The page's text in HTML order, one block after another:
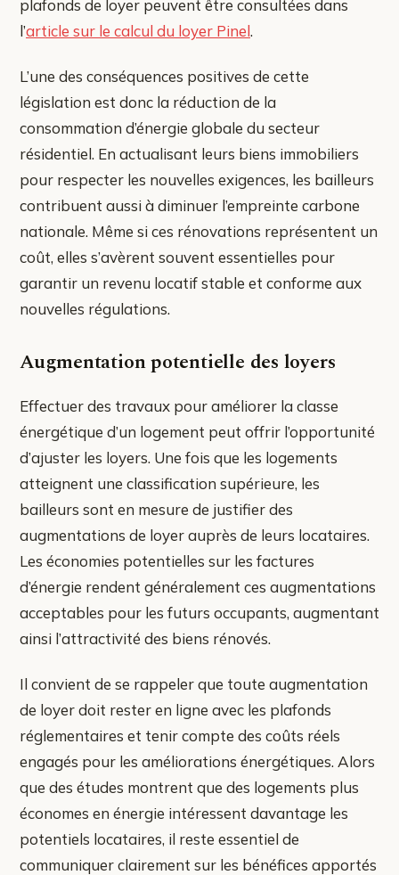
plafonds de loyer peuvent être consultées dans
l’article sur le calcul du loyer Pinel.
L’une des conséquences positives de cette
législation est donc la réduction de la
consommation d’énergie globale du secteur
résidentiel. En actualisant leurs biens immobiliers
pour respecter les nouvelles exigences, les bailleurs
contribuent aussi à diminuer l’empreinte carbone
nationale. Même si ces rénovations représentent un
coût, elles s’avèrent souvent essentielles pour
garantir un revenu locatif stable et conforme aux
nouvelles régulations.
Augmentation potentielle des loyers
Effectuer des travaux pour améliorer la classe
énergétique d’un logement peut offrir l’opportunité
d’ajuster les loyers. Une fois que les logements
atteignent une classification supérieure, les
bailleurs sont en mesure de justifier des
augmentations de loyer auprès de leurs locataires.
Les économies potentielles sur les factures
d’énergie rendent généralement ces augmentations
acceptables pour les futurs occupants, augmentant
ainsi l’attractivité des biens rénovés.
Il convient de se rappeler que toute augmentation
de loyer doit rester en ligne avec les plafonds
réglementaires et tenir compte des coûts réels
engagés pour les améliorations énergétiques. Alors
que des études montrent que des logements plus
économes en énergie intéressent davantage les
potentiels locataires, il reste essentiel de
communiquer clairement sur les bénéfices apportés